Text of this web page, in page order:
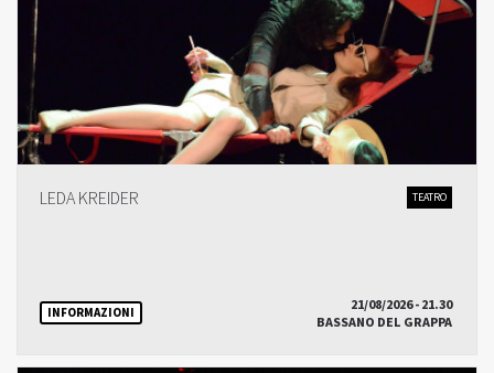
LEDA KREIDER TEATRO
INFORMAZIONI
21/08/2026 - 21.30
BASSANO DEL GRAPPA